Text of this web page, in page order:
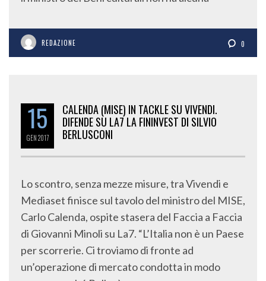
REDAZIONE 0
15
GEN2017
CALENDA (MISE) IN TACKLE SU VIVENDI.
DIFENDE SU LA7 LA FININVEST DI SILVIO
BERLUSCONI
Lo scontro, senza mezze misure, tra Vivendi e
Mediaset finisce sul tavolo del ministro del MISE,
Carlo Calenda, ospite stasera del Faccia a Faccia
di Giovanni Minoli su La7. “L’Italia non è un Paese
per scorrerie. Ci troviamo di fronte ad
un’operazione di mercato condotta in modo